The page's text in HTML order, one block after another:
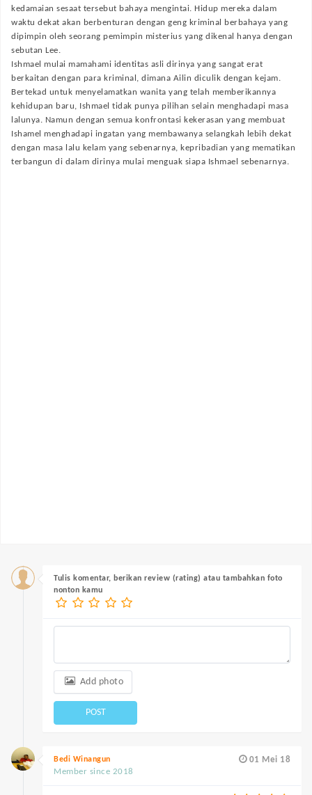
kedamaian sesaat tersebut bahaya mengintai. Hidup mereka dalam
waktu dekat akan berbenturan dengan geng kriminal berbahaya yang
dipimpin oleh seorang pemimpin misterius yang dikenal hanya dengan
sebutan Lee.
Ishmael mulai mamahami identitas asli dirinya yang sangat erat
berkaitan dengan para kriminal, dimana Ailin diculik dengan kejam.
Bertekad untuk menyelamatkan wanita yang telah memberikannya
kehidupan baru, Ishmael tidak punya pilihan selain menghadapi masa
lalunya. Namun dengan semua konfrontasi kekerasan yang membuat
Ishamel menghadapi ingatan yang membawanya selangkah lebih dekat
dengan masa lalu kelam yang sebenarnya, kepribadian yang mematikan
terbangun di dalam dirinya mulai menguak siapa Ishmael sebenarnya.
Tulis komentar, berikan review (rating) atau tambahkan foto
nonton kamu
Add photo
POST
01 Mei 18
Bedi Winangun
Member since 2018